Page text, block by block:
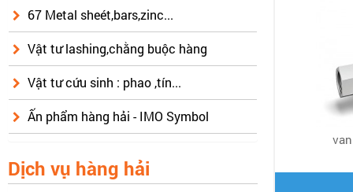
67 Metal sheét,bars,zinc...
Vật tư lashing,chằng buộc hàng
Vật tư cứu sinh : phao ,tín...
Ấn phẩm hàng hải - IMO Symbol
Dịch vụ hàng hải